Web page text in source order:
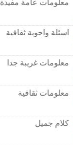
معلومات عامة مفيدة
اسئلة واجوبة ثقافية
معلومات غريبة جدا
معلومات ثقافية
كلام جميل